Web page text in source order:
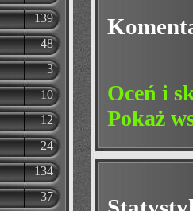
139
48
3
10
12
24
134
37
Oceń i
Pokaż